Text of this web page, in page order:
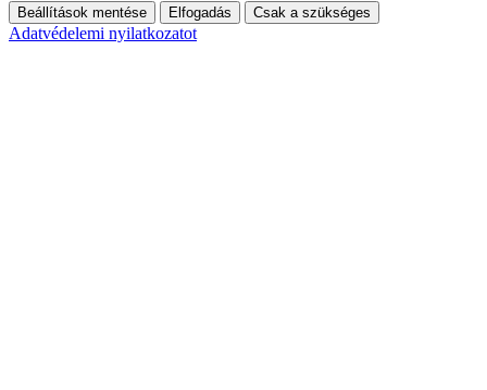
Beállítások mentése Elfogadás Csak a szükséges
Adatvédelemi nyilatkozatot